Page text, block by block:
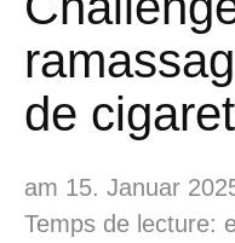
de
am 15. Januar
Temps de lecture: